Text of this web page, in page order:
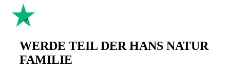
WERDE TEIL DER HANS NATUR
FAMILIE